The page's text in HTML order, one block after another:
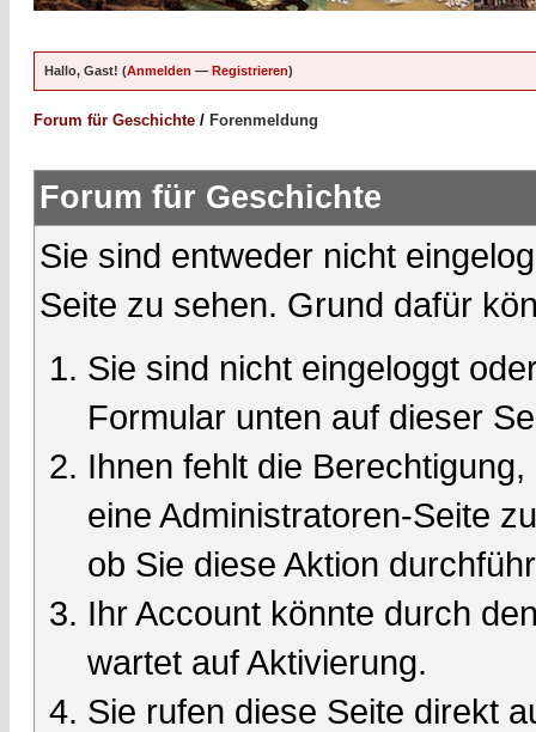
Hallo, Gast! (Anmelden — Registrieren)
Forum für Geschichte / Forenmeldung
Forum für Geschichte
Sie sind entweder nicht
Seite zu sehen. Grund dafür
Sie sind nicht eingeloggt
Formular unten auf dieser
Ihnen fehlt die
eine Administratoren-Seite
ob Sie diese Aktion
Ihr Account könnte durch
wartet auf Aktivierung.
Sie rufen diese Seite direkt